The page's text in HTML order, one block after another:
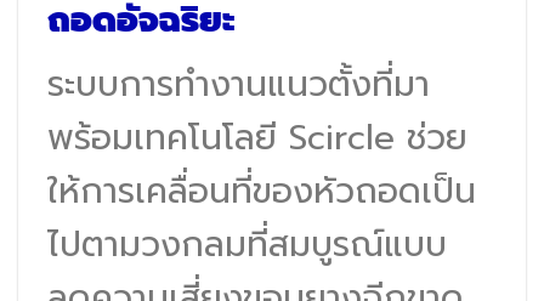
ถอดอัจฉริยะ
ระบบการทำงานแนวตั้งที่มา
พร้อมเทคโนโลยี Scircle ช่วย
ให้การเคลื่อนที่ของหัวถอดเป็น
ไปตามวงกลมที่สมบูรณ์แบบ